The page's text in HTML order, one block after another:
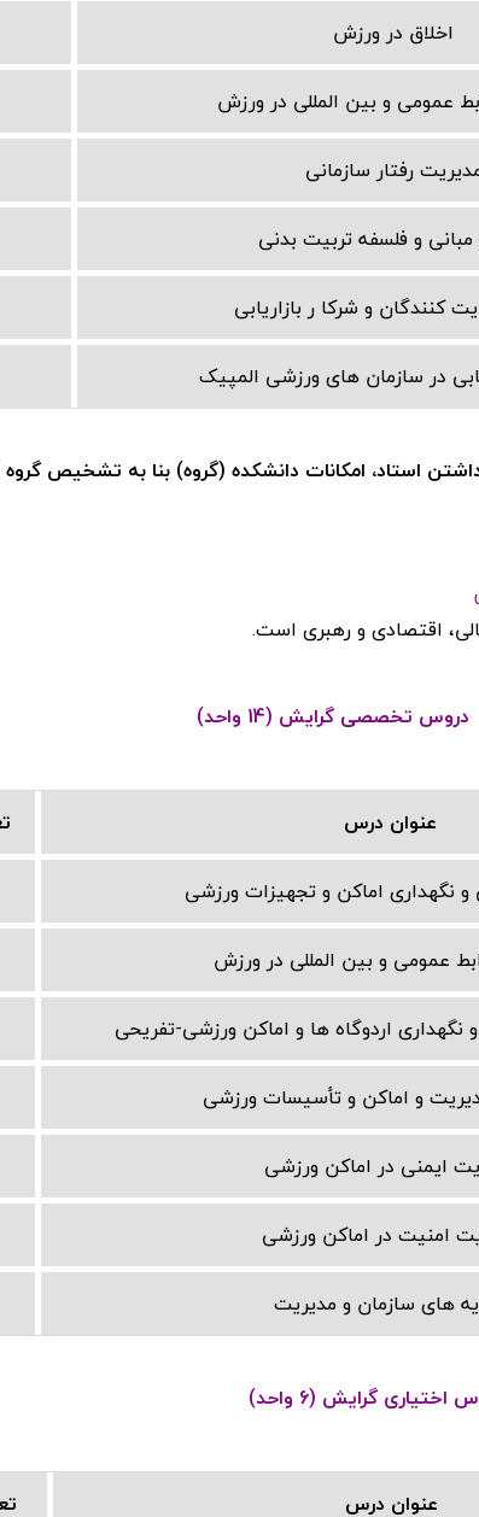
اخلاق در ورزش
عمومی و بین المللی در ورزش
رفتار سازمانی
و فلسفه تربیت بدنی
کنندگان و شرکا ر بازاریابی
در سازمان های ورزشی المپیک
استاد، امکانات دانشکده (گروه) بنا به تشخیص
اقتصادی و رهبری است.
دروس تخصصی گرایش (14 واحد)
عنوان درس
نگهداری اماکن و تجهیزات ورزشی
عمومی و بین المللی در ورزش
اردوگاه ها و اماکن ورزشی-تفریحی
و اماکن و تأسیسات ورزشی
ایمنی در اماکن ورزشی
امنیت در اماکن ورزشی
های سازمان و مدیریت
اختیاری گرایش (6 واحد)
عنوان درس